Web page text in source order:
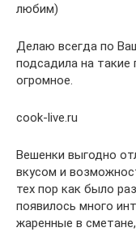
любим)
Делаю всегда по
подсадила на такие
огромное.
cook-live.ru
Вешенки выгодно
вкусом и
тех пор как было
появилось много
жаренные в